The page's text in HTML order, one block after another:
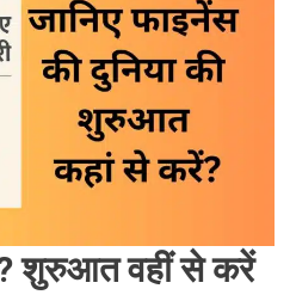
जानकारी
–
जानिए
दुनिया
की
से
करें?”
शुरुआत वहीं से करें